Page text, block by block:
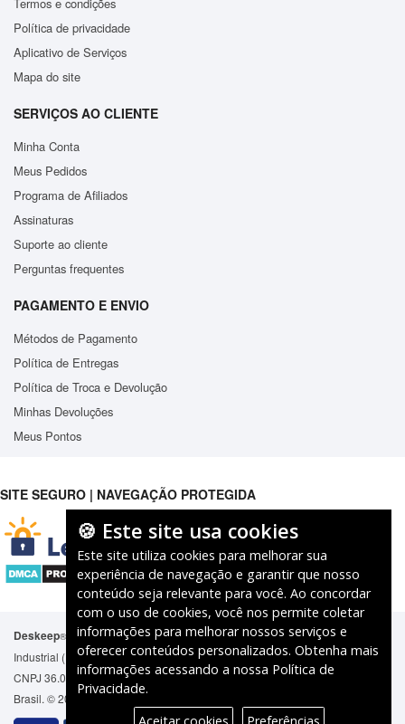
Política de privacidade
Aplicativo de Serviços
Mapa do site
SERVIÇOS AO CLIENTE
Minha Conta
Meus Pedidos
Programa de Afiliados
Assinaturas
Suporte ao cliente
Perguntas frequentes
PAGAMENTO E ENVIO
Métodos de Pagamento
Política de Entregas
Política de Troca e Devolução
Minhas Devoluções
Meus Pontos
SITE SEGURO | NAVEGAÇÃO PROTEGIDA
Deskeep®
É marca registrada junto ao Instituto Nacional de Propriedade
Industrial (INPI) identificado pelo processo No. 919977260
CNPJ 36.082.483/0001-68. Insc. Estadual No. 084.205.040. Vitória - ES,
Brasil. © 2026. Todos os direitos reservados.
🍪 Este site usa cookies
Este site utiliza cookies para melhorar sua
experiência de navegação e garantir que nosso
conteúdo seja relevante para você. Ao concordar
com o uso de cookies, você nos permite coletar
informações para melhorar nossos serviços e
oferecer conteúdos personalizados. Obtenha mais
informações acessando a nossa Política de
Privacidade.